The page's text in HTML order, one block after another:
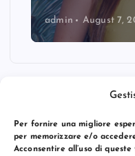
Per fornire una migliore
per memorizzare e/o
Acconsentire all’uso di
admin August 7,